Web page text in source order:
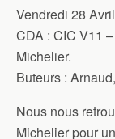
Vendredi 28
CDA : CIC V11
Michelier.
Buteurs :
Nous nous
Michelier pour